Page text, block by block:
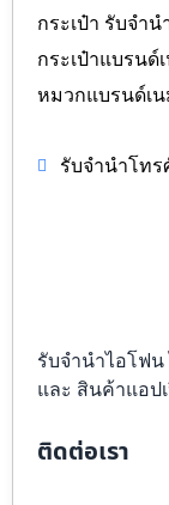
กระเป๋า รับจำ
กระเป๋าแบรนด์
หมวกแบรนด์เน
รับจำนำโท
รับจำนำไอโฟ
และ สินค้าแอป
ติดต่อเรา